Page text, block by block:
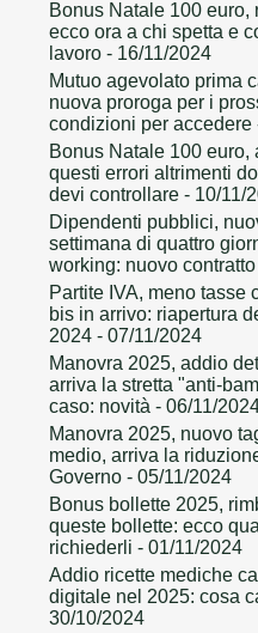
Bonus Natale 100
ecco ora a chi spetta e
lavoro - 16/11/2024
Mutuo agevolato prima
nuova proroga per i
condizioni per accedere
Bonus Natale 100 euro,
questi errori altrimenti
devi controllare - 10/11/
Dipendenti pubblici,
settimana di quattro
working: nuovo contratto
Partite IVA, meno tasse
bis in arrivo: riapertura
2024 - 07/11/2024
Manovra 2025, addio
arriva la stretta "anti-
caso: novità - 06/11/
Manovra 2025, nuovo
medio, arriva la
Governo - 05/11/2024
Bonus bollette 2025,
queste bollette: ecco
richiederli - 01/11/2024
Addio ricette mediche
digitale nel 2025: cosa
30/10/2024